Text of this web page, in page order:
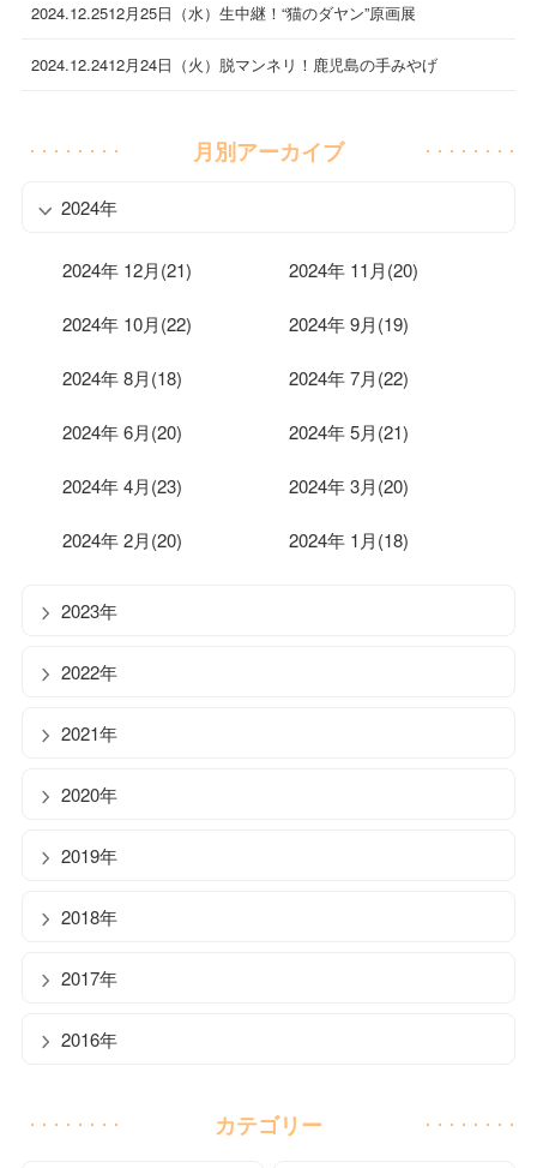
2024.12.2512月25日（水）生中継！“猫のダヤン”原画展
2024.12.2412月24日（火）脱マンネリ！鹿児島の手みやげ
月別アーカイブ
2024年
2024年 12月(21) 2024年 11月(20)
2024年 10月(22) 2024年 9月(19)
2024年 8月(18) 2024年 7月(22)
2024年 6月(20) 2024年 5月(21)
2024年 4月(23) 2024年 3月(20)
2024年 2月(20) 2024年 1月(18)
2023年
2022年
2021年
2020年
2019年
2018年
2017年
2016年
カテゴリー